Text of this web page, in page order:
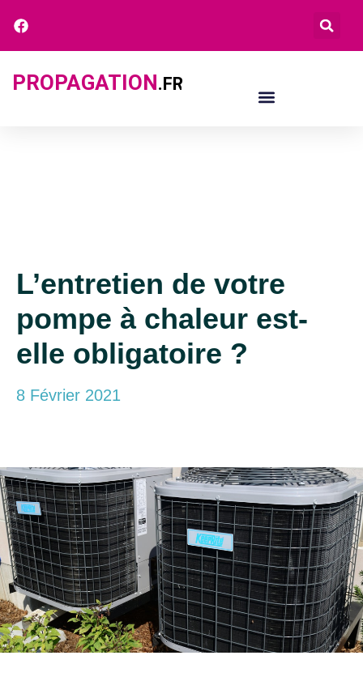
PROPAGATION.FR
L’entretien de votre
pompe à chaleur est-
elle obligatoire ?
8 Février 2021